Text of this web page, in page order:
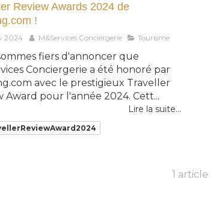
Review Awards 2024 de
!
2024 M&Services Conciergerie Tourisme
fiers d'annoncer que
Conciergerie a été honoré par
avec le prestigieux Traveller
Award pour l'année 2024. Cett...
Lire la suite...
1 article